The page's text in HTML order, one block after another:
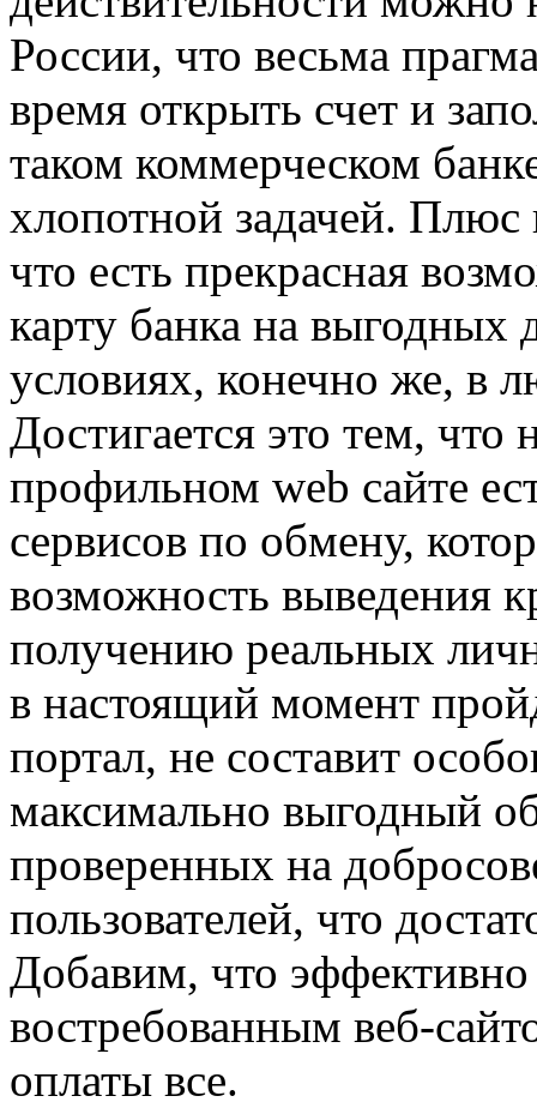
России, что весьма
время открыть счет и
таком коммерческом
хлопотной задачей. Плюс
что есть прекрасная
карту банка на выгодных
условиях, конечно же, в
Достигается это тем, что
профильном web сайте
сервисов по обмену,
возможность выведения
получению реальных
в настоящий момент
портал, не составит
максимально выгодный
проверенных на
пользователей, что
Добавим, что
востребованным веб-
оплаты все.